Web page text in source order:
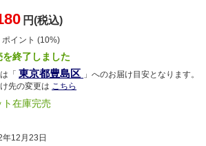
円(税込)
ポイント (10%)
を終了しました
「 東京都豊島区 」へのお届け目安となります。
先の変更は こちら
ト在庫完売
年12月23日